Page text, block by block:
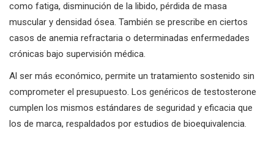
como fatiga, disminución de la libido, pérdida de masa
muscular y densidad ósea. También se prescribe en ciertos
casos de anemia refractaria o determinadas enfermedades
crónicas bajo supervisión médica.
Al ser más económico, permite un tratamiento sostenido sin
comprometer el presupuesto. Los genéricos de testosterone
cumplen los mismos estándares de seguridad y eficacia que
los de marca, respaldados por estudios de bioequivalencia.